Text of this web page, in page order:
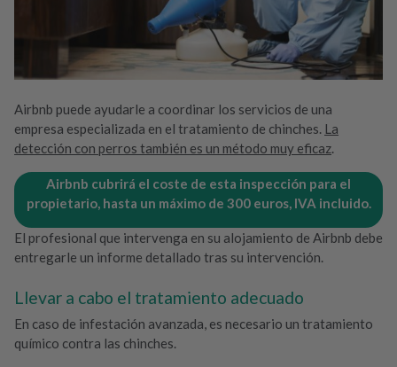
Airbnb puede ayudarle a coordinar los servicios de una
empresa especializada en el tratamiento de chinches. La
detección con perros también es un método muy eficaz.
Airbnb cubrirá el coste de esta inspección para el
propietario, hasta un máximo de 300 euros, IVA incluido.
El profesional que intervenga en su alojamiento de Airbnb debe
entregarle un informe detallado tras su intervención.
Llevar a cabo el tratamiento adecuado
En caso de infestación avanzada, es necesario un tratamiento
químico contra las chinches.